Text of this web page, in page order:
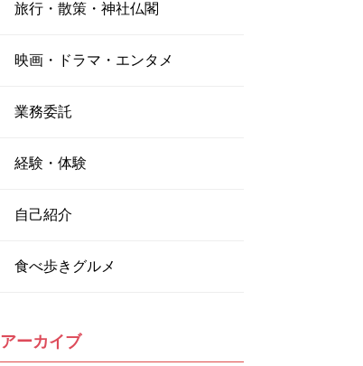
旅行・散策・神社仏閣
映画・ドラマ・エンタメ
業務委託
経験・体験
自己紹介
食べ歩きグルメ
アーカイブ